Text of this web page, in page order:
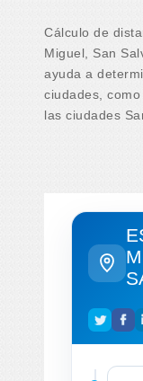
Cálculo de
Miguel, San
ayuda a
ciudades,
las ciudades